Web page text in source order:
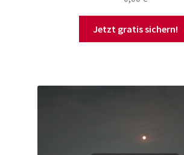
Jetzt gratis sichern!